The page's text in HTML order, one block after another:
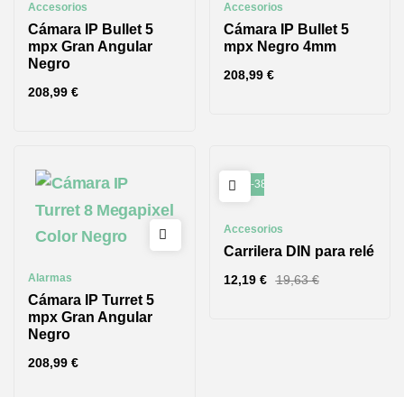
Accesorios
Cámara IP Bullet 5
mpx Gran Angular
Negro
208,99 €
Accesorios
Cámara IP Bullet 5
mpx Negro 4mm
208,99 €
Alarmas
Cámara IP Turret 5
mpx Gran Angular
Negro
208,99 €
-38%
Accesorios
Carrilera DIN para relé
19,63€
12,19 €